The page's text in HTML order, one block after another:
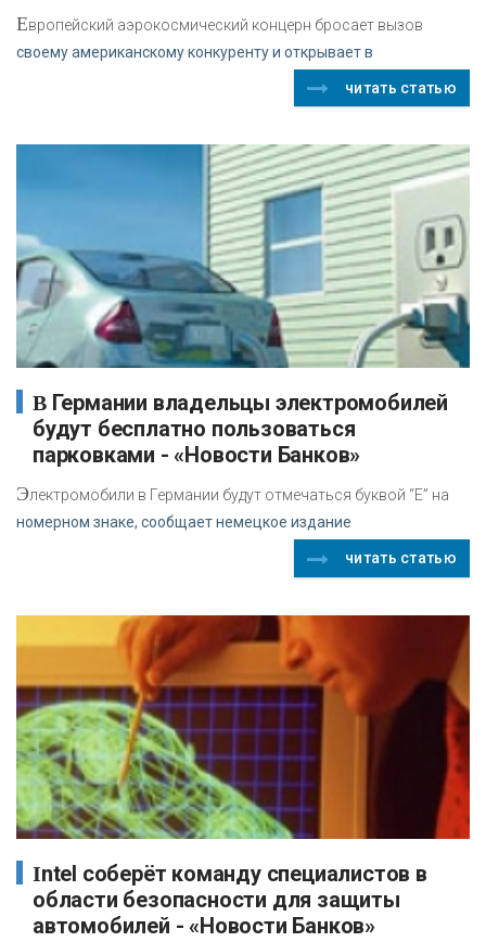
Европейский аэрокосмический концерн бросает вызов
своему американскому конкуренту и открывает в
читать статью
В Германии владельцы электромобилей
будут бесплатно пользоваться
парковками - «Новости Банков»
Электромобили в Германии будут отмечаться буквой “Е” на
номерном знаке, сообщает немецкое издание
читать статью
Intel соберёт команду специалистов в
области безопасности для защиты
автомобилей - «Новости Банков»